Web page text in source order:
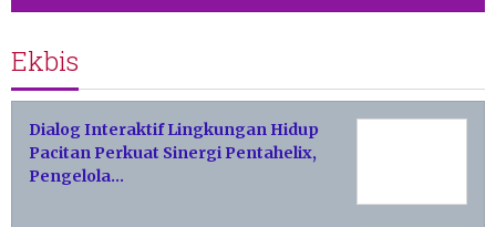
Ekbis
Dialog Interaktif Lingkungan Hidup
Pacitan Perkuat Sinergi Pentahelix,
Pengelola…